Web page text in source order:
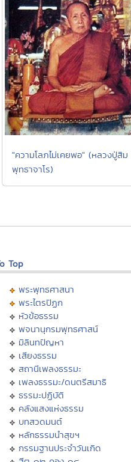
"ความโลภไม่เคยพอ" (หลวงปู่สิม
พุทธาจาโร)
Top
พระพุทธศาสนา
พระไตรปิฏก
หัวข้อธรรม
พจนานุกรมพุทธศาสน์
มิลินทปัญหา
เสียงธรรม
สถานีเพลงธรรมะ
เพลงธรรมะ/ดนตรีสมาธิ
ธรรมะปฏิบัติ
คลังแสงแห่งธรรม
บทสวดมนต์
หลักธรรมนำสุขฯ
กรรมฐานประจำวันเกิด